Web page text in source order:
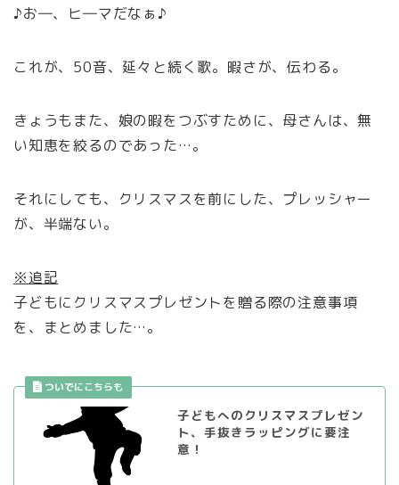
♪お―、ヒ―マだなぁ♪
これが、50音、延々と続く歌。暇さが、伝わる。
きょうもまた、娘の暇をつぶすために、母さんは、無
い知恵を絞るのであった…。
それにしても、クリスマスを前にした、プレッシャー
が、半端ない。
※追記
子どもにクリスマスプレゼントを贈る際の注意事項
を、まとめました…。
子どもへのクリスマスプレゼン
ト、手抜きラッピングに要注
意！